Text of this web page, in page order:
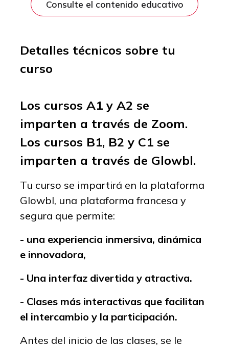
Consulte el contenido educativo
Detalles técnicos sobre tu
curso
Los cursos A1 y A2 se
imparten a través de Zoom.
Los cursos B1, B2 y C1 se
imparten a través de Glowbl.
Tu curso se impartirá en la plataforma
Glowbl, una plataforma francesa y
segura que permite:
- una experiencia inmersiva, dinámica
e innovadora,
- Una interfaz divertida y atractiva.
- Clases más interactivas que facilitan
el intercambio y la participación.
Antes del inicio de las clases, se le